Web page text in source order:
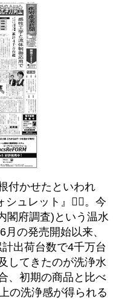
付かせたといわれ
シュレット』。今
閣府調査)という温水
の発売開始以来、
出荷台数で4千万台
してきたのが洗浄水
、初期の商品と比べ
の洗浄感が得られる